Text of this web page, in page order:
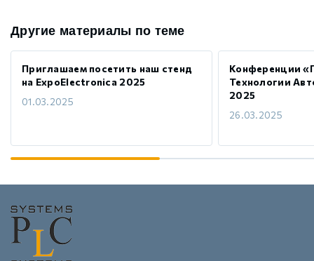
Другие материалы по теме
Приглашаем посетить наш стенд
на ExpoElectronica 2025
01.03.2025
Конференции
Технологии
2025
26.03.2025